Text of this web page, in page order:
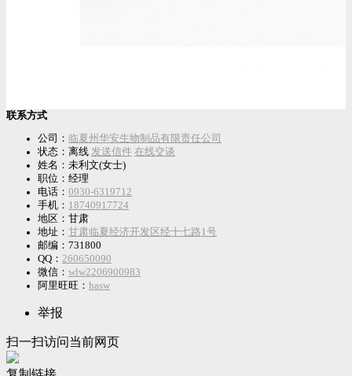
联系方式
公司： 临夏州华安生物制品有限责任公司
状态： 离线 发送信件 在线交谈
姓名：未利文(女士)
职位：经理
电话： 0930-6319712
手机： 18740917724
地区：甘肃
地址： 甘肃临夏经济开发区经十七路1号
邮编：731800
QQ： 260650090
微信： wlw2206900983
阿里旺旺： hasw
举报
扫一扫访问当前网页